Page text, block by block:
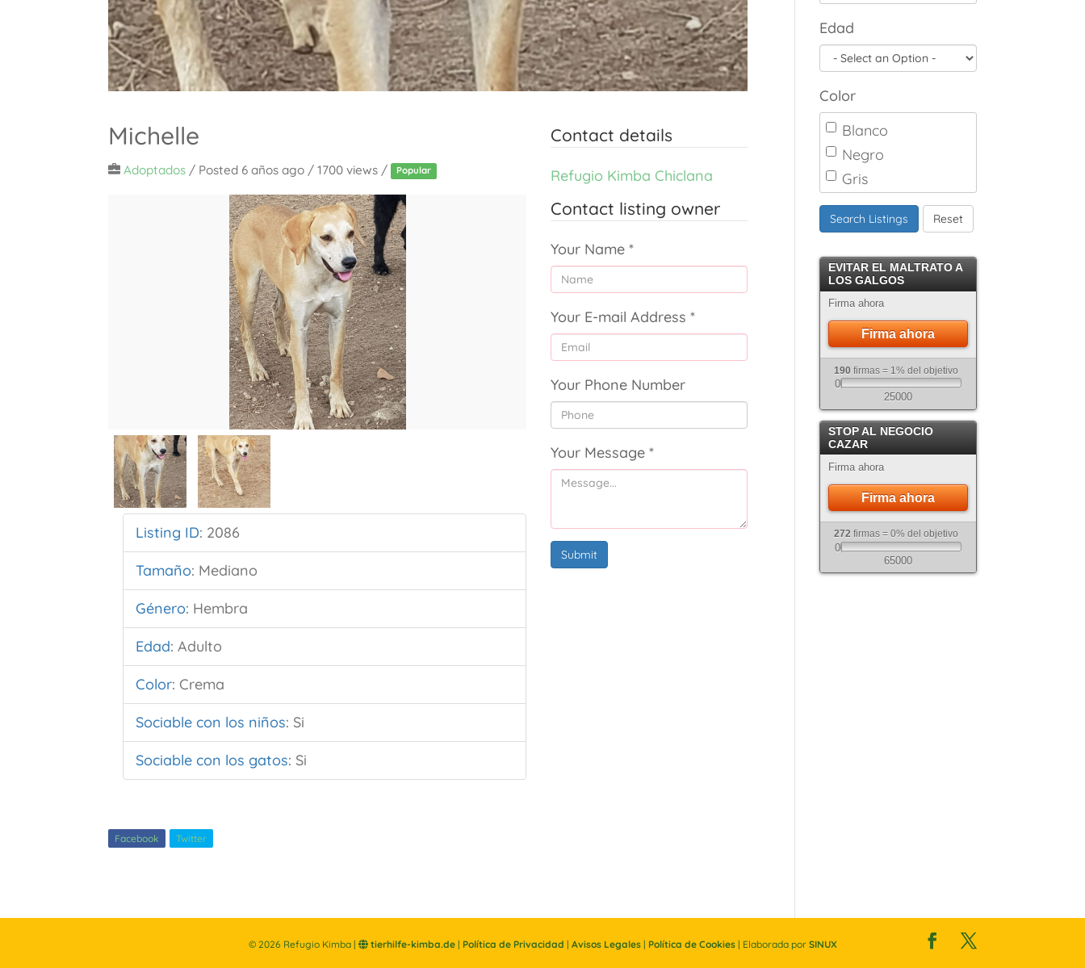
Michelle
Adoptados / Posted 6 años ago / 1700 views / Popular
Listing ID: 2086
Tamaño: Mediano
Género: Hembra
Edad:Adulto
Color: Crema
Sociable con los niños: Si
Sociable con los gatos: Si
Contact details
Refugio Kimba Chiclana
Contact listing owner
Your Name *
Your E-mail Address *
Your Phone Number
Your Message *
Submit
Facebook Twitter
Edad
Color
Blanco
Negro
Gris
Marrón
Canela
Crema
Atigrado
Search Listings Reset
EVITAR EL MALTRATO A
LOS GALGOS
Firma ahora
Firma ahora
190 firmas = 1% del objetivo
0
25000
STOP AL NEGOCIO
CAZAR
Firma ahora
Firma ahora
272 firmas = 0% del objetivo
0
65000
© 2026 Refugio Kimba | tierhilfe-kimba.de| Política de Privacidad | Avisos Legales| Política de Cookies| Elaborada por SINUX